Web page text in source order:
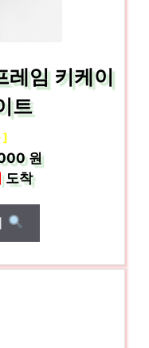
레임 키케이
트
]
원
도착